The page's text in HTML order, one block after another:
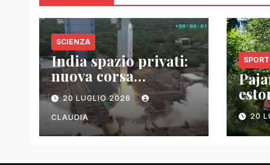
SCIENZA
India spazio privati:
nuova corsa
tecnologica
20 LUGLIO 2026
CLAUDIA
SPORT
20